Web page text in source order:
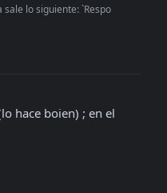
lo siguiente: `Respo
hace boien) ; en el